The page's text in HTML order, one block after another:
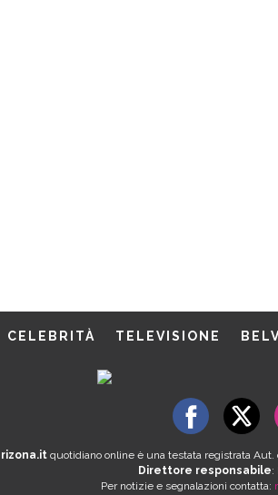
CELEBRITÀ TELEVISIONE
quotidiano online è una testata registrata
Direttore responsabile:
Per notizie e segnalazioni contatta: